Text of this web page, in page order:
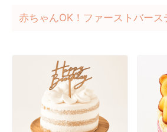
赤ちゃんOK！ファーストバース